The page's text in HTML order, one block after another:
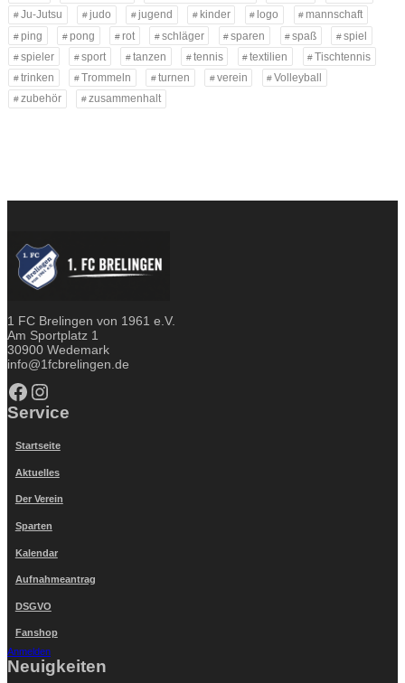
Ju-Jutsu
judo jugend kinder logo
mannschaft
ping
pong rot schläger sparen spaß
spiel
spieler
sport tanzen tennis textilien
Tischtennis
trinken
Trommeln turnen verein
Volleyball
zubehör
zusammenhalt
1 FC Brelingen von 1961 e.V.
Am Sportplatz 1
30900 Wedemark
info@1fcbrelingen.de
Facebook Instagram
Service
Startseite
Aktuelles
Der Verein
Sparten
Kalendar
Aufnahmeantrag
DSGVO
Fanshop
Anmelden
Neuigkeiten